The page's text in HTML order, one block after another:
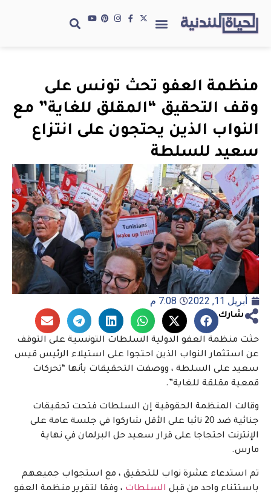
منظمة العفو تحث تونس على
وقف التحقيق “المقلق للغاية” مع
النواب الذين يحتجون على انتزاع
سعيد للسلطة
أبريل 11, 2022 7:08 م
شارك
حثت منظمة العفو الدولية السلطات التونسية على التوقف
عن استثمار النواب الذين احتجوا على استيلاء الرئيس قيس
سعيد على السلطة ، ووصفت التحقيقات بأنها “تحركات
قمعية مقلقة للغاية”.
وقالت المنظمة الحقوقية إن السلطات فتحت تحقيقات
جنائية ضد 20 نائبا على الأقل شاركوا في جلسة عامة على
الإنترنت احتجاجا على قرار سعيد حل البرلمان في نهاية
مارس.
تم استدعاء عشرة نواب للتحقيق ، مع استجواب جميعهم
باستثناء واحد من قبل السلطات ، وفقا لتقرير منظمة العفو